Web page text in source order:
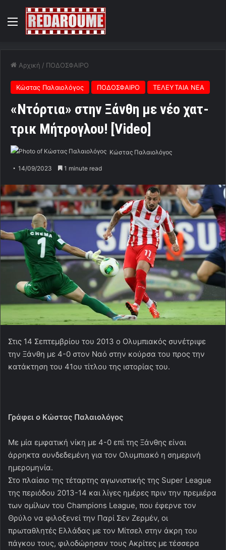
Menu
Αρχική / ΠΟΔΟΣΦΑΙΡΟ
Κώστας Παλαιολόγος ΠΟΔΟΣΦΑΙΡΟ ΤΕΛΕΥΤΑΙΑ ΝΕΑ
«Ντόρτια» στην Ξάνθη με νέο χατ-
τρικ Μήτρογλου! [Video]
Κώστας Παλαιολόγος
14/09/2023 1 minute read
Στις 14 Σεπτεμβρίου του 2013 ο Ολυμπιακός συνέτριψε
την Ξάνθη με 4-0 στον Ναό στην κούρσα του προς την
κατάκτηση του 41ου τίτλου της ιστορίας του.
Γράφει ο Κώστας Παλαιολόγος
Με μία εμφατική νίκη με 4-0 επί της Ξάνθης είναι
άρρηκτα συνδεδεμένη για τον Ολυμπιακό η σημερινή
ημερομηνία.
Στο πλαίσιο της τέταρτης αγωνιστικής της Super League
της περιόδου 2013-14 και λίγες ημέρες πριν την πρεμιέρα
των ομίλων του Champions League, που έφερνε τον
Θρύλο να φιλοξενεί την Παρί Σεν Ζερμέν, οι
πρωταθλητές Ελλάδας με τον Μίτσελ στην άκρη του
πάγκου τους, φιλοδώρησαν τους Ακρίτες με τέσσερα